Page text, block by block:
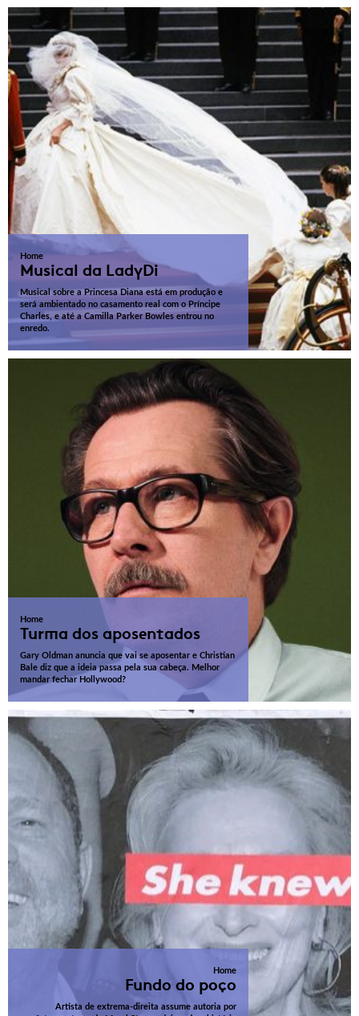
Home
Musical da LadyDi
Musical sobre a Princesa Diana está em produção e
será ambientado no casamento real com o Príncipe
Charles, e até a Camilla Parker Bowles entrou no
enredo.
Home
Turma dos aposentados
Gary Oldman anuncia que vai se aposentar e Christian
Bale diz que a ideia passa pela sua cabeça. Melhor
mandar fechar Hollywood?
Home
Fundo do poço
Artista de extrema-direita assume autoria por